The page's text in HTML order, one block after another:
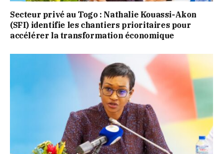
Secteur privé au Togo : Nathalie Kouassi-Akon
(SFI) identifie les chantiers prioritaires pour
accélérer la transformation économique